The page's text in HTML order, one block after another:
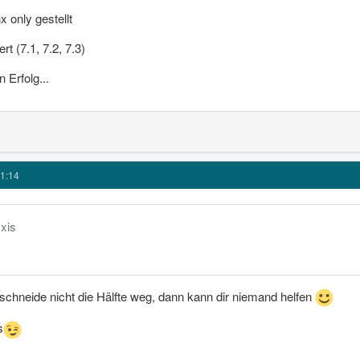
only gestellt
(7.1, 7.2, 7.3)
Erfolg...
nicht die Hälfte weg, dann kann dir niemand helfen